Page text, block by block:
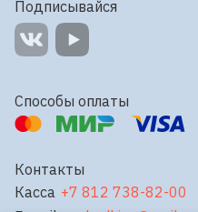
Подписывайся
Способы оплаты
Контакты
Касса +7 812 738-82-00